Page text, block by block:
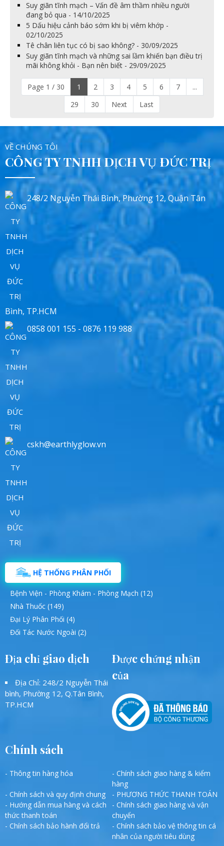
Suy giãn tĩnh mạch – Vấn đề âm thầm nhiều người
đang bỏ qua - 14/10/2025
5 Dấu hiệu cảnh báo sớm khi bị viêm khớp -
02/10/2025
Tê chân liên tục có bị sao không? - 30/09/2025
Suy giãn tĩnh mạch và những sai lầm khiến bạn điều trị
mãi không khỏi - Bạn nên biết - 29/09/2025
Page 1 / 30 1 2 3 4 5 6 7
...
29
30 Next Last
VỀ CHÚNG TÔI
CÔNG TY TNHH DỊCH VỤ ĐỨC TRỊ
248/2 Nguyễn Thái Bình, Phường 12, Quận Tân
Bình, TP.HCM
0858 001 155 - 0876 119 988
cskh@earthlyglow.vn
HỆ THỐNG PHÂN PHỐI
Bệnh Viện - Phòng Khám - Phòng Mạch (12)
Nhà Thuốc (149)
Đại Lý Phân Phối (4)
Đối Tác Nước Ngoài (2)
Địa chỉ giao dịch
Địa Chỉ: 248/2 Nguyễn Thái
bình, Phường 12, Q.Tân Bình,
TP.HCM
Được chứng nhận
của
Chính sách
- Thông tin hàng hóa
- Chính sách giao hàng & kiểm
hàng
- Chính sách và quy định chung
- PHƯƠNG THỨC THANH TOÁN
- Hướng dẫn mua hàng và cách
thức thanh toán
- Chính sách giao hàng và vận
chuyển
- Chính sách bảo hành đổi trả
- Chính sách bảo vệ thông tin cá
nhân của người tiêu dùng